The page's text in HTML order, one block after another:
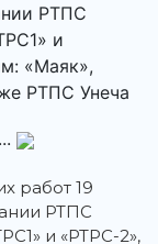
РТПС
и
«Маяк»,
РТПС Унеча
работ 19
РТПС
и «РТРС-2»,